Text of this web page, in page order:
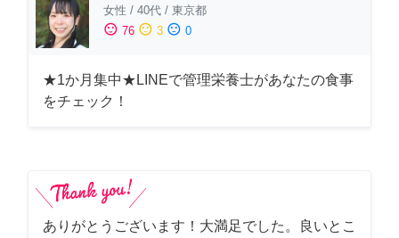
女性 / 40代 / 東京都
sentiment_satisfied 76 sentiment_neutral 3 sentiment_dissatisfied 0
★1か月集中★LINEで管理栄養士があなたの食事
をチェック！
ありがとうございます！大満足でした。良いとこ